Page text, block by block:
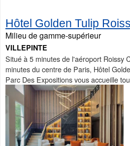
Hôtel Golden Tulip
Milieu de gamme-supérieur
VILLEPINTE
Situé à 5 minutes de l'aéroport Roissy
minutes du centre de Paris, Hôtel
Parc Des Expositions vous accueille